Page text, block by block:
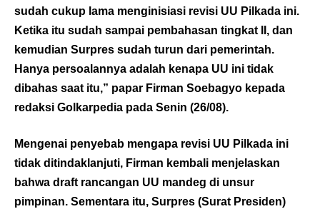
sudah cukup lama menginisiasi revisi UU Pilkada ini.
Ketika itu sudah sampai pembahasan tingkat II, dan
kemudian Surpres sudah turun dari pemerintah.
Hanya persoalannya adalah kenapa UU ini tidak
dibahas saat itu,” papar Firman Soebagyo kepada
redaksi Golkarpedia pada Senin (26/08).
Mengenai penyebab mengapa revisi UU Pilkada ini
tidak ditindaklanjuti, Firman kembali menjelaskan
bahwa draft rancangan UU mandeg di unsur
pimpinan. Sementara itu, Surpres (Surat Presiden)